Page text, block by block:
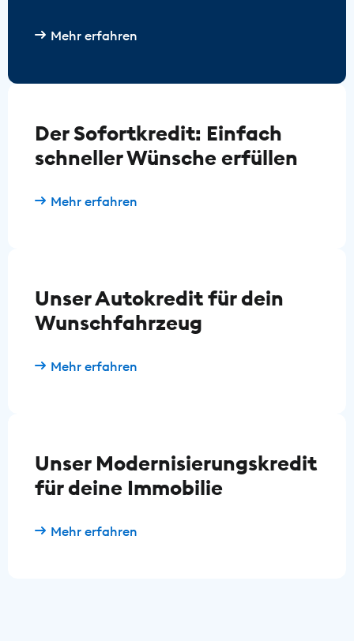
Mehr erfahren
Der Sofortkredit: Einfach
schneller Wünsche erfüllen
Mehr erfahren
Unser Autokredit für dein
Wunschfahrzeug
Mehr erfahren
Unser Modernisierungskredit
für deine Immobilie
Mehr erfahren